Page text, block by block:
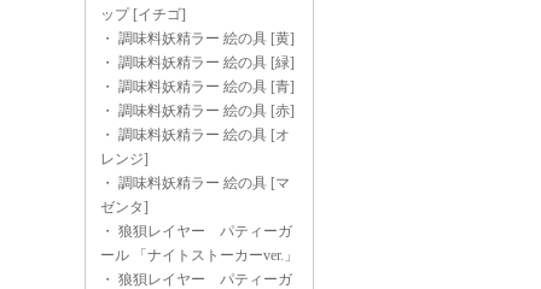
ップ [イチゴ]
・ 調味料妖精ラー 絵の具 [黄]
・ 調味料妖精ラー 絵の具 [緑]
・ 調味料妖精ラー 絵の具 [青]
・ 調味料妖精ラー 絵の具 [赤]
・ 調味料妖精ラー 絵の具 [オ
レンジ]
・ 調味料妖精ラー 絵の具 [マ
ゼンタ]
・ 狼狽レイヤー パティーガ
ール 「ナイトストーカーver.」
・ 狼狽レイヤー パティーガ